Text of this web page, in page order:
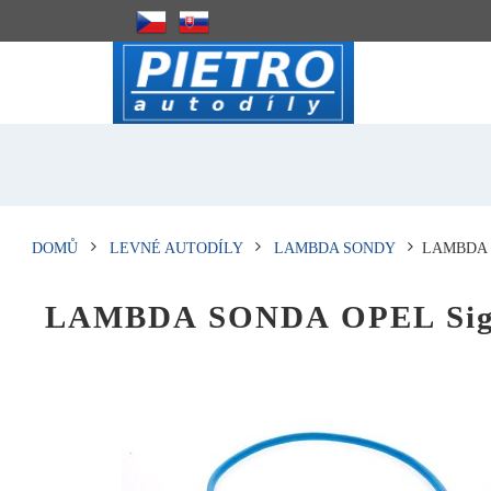
DOMŮ LEVNÉ AUTODÍLY LAMBDA SONDY LAMBDA
LAMBDA SONDA OPEL